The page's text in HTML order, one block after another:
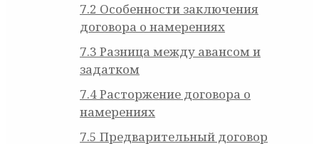
7.2 Особенности заключения
договора о намерениях
7.3 Разница между авансом и
задатком
7.4Расторжение договора о
намерениях
7.5 Предварительный договор